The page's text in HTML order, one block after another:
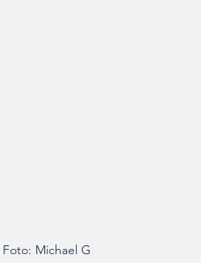
Foto: Michael G